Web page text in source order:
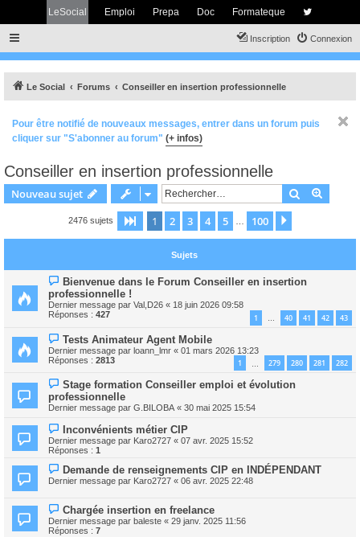
LeSocial Emploi Prepa Doc Formateque
Connexion
Inscription
Le Social Forums Conseiller en insertion professionnelle
Pour être notifié de nouveaux messages, entrer dans un forum puis
cliquer sur "S'abonner au forum" (+ infos)
Conseiller en insertion professionnelle
Nouveau sujet Rechercher
2476 sujets Page 1sur100
1 2 3 4 5 100
Sujets
Bienvenue dans le Forum Conseiller en insertion
professionnelle !
Dernier message par Val,D26 « 18 juin 2026 09:58
Réponses : 427 1 … 40 41 42 43
Tests Animateur Agent Mobile
Dernier message par loann_lmr « 01 mars 2026 13:23
Réponses : 2813 1 279 280 281 282
Stage formation Conseiller emploi et évolution
professionnelle
Dernier message par G.BILOBA « 30 mai 2025 15:54
Inconvénients métier CIP
Dernier message par Karo2727 « 07 avr. 2025 15:52
Réponses : 1
Demande de renseignements CIP en INDÉPENDANT
Dernier message par Karo2727 « 06 avr. 2025 22:48
Chargée insertion en freelance
Dernier message par baleste « 29 janv. 2025 11:56
Réponses : 7